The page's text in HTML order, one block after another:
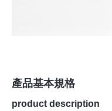
產品基本規格
product description